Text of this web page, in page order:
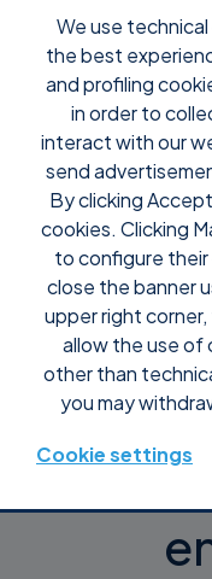
We use
the best
and profiling
in order to
interact with our
send
By clicking
cookies. Clicking
to configure
close the banner
upper right
allow the use of
other than
you may
Cookie settings